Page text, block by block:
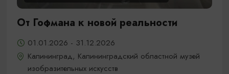
От Гофмана к новой реальности
01.01.2026 - 31.12.2026
Калининград, Калининградский областной музей
изобразительных искусств